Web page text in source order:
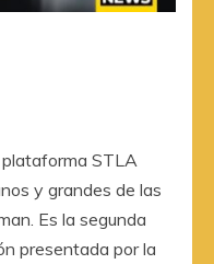
STLA
y grandes de las
Es la segunda
presentada por la